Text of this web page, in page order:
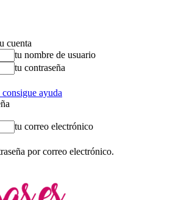
cuenta
tu nombre de usuario
tu contraseña
ayuda
tu correo electrónico
por correo electrónico.